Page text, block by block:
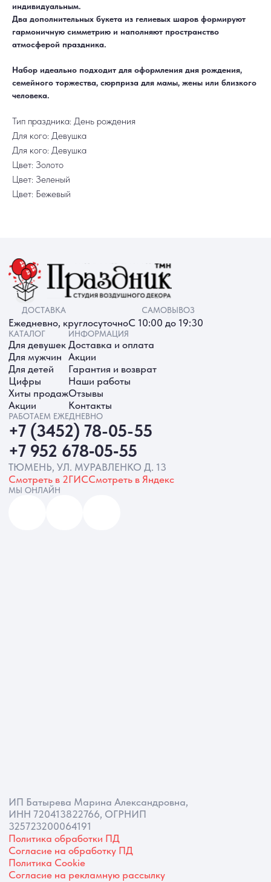
индивидуальным.
Два дополнительных букета из гелиевых шаров формируют
гармоничную симметрию и наполняют пространство
атмосферой праздника.
Набор идеально подходит для оформления дня рождения,
семейного торжества, сюрприза для мамы, жены или близкого
человека.
Тип праздника: День рождения
Для кого: Девушка
Для кого: Девушка
Цвет: Золото
Цвет: Зеленый
Цвет: Бежевый
ИП Батырева Марина Александровна,
ИНН 720413822766, ОГРНИП
325723200064191
Политика обработки ПД
Согласие на обработку ПД
Политика Cookie
Согласие на рекламную рассылку
Разработка сайта
ДОСТАВКА
Ежедневно, круглосуточноС 10:00 до 19:30
КАТАЛОГ
Для девушек
Для мужчин
Для детей
Хиты продаж
Акции
ИНФОРМАЦИЯ
Доставка и оплата
Акции
Гарантия и возврат
Контакты
РАБОТАЕМ ЕЖЕДНЕВНО
+7 (3452) 78-05-55
ТЮМЕНЬ, УЛ. МУРАВЛЕНКО Д. 13
Смотреть в 2ГИС Смотреть в Яндекс
МЫ ОНЛАЙН